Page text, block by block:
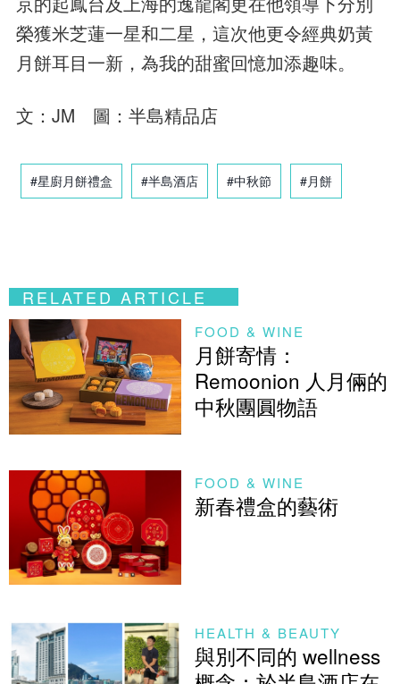
榮獲米芝蓮一星和二星，這次他更令經典奶黃
月餅耳目一新，為我的甜蜜回憶加添趣味。
文：JM 圖：半島精品店
#星廚月餅禮盒 #半島酒店 #中秋節 #月餅
RELATED ARTICLE
FOOD & WINE
月餅寄情：
Remoonion 人月倆的
中秋團圓物語
FOOD & WINE
新春禮盒的藝術
HEALTH & BEAUTY
與別不同的 wellness